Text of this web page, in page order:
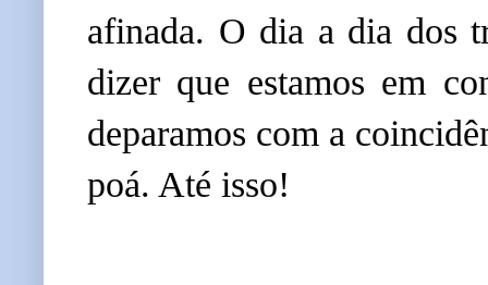
afinada. O dia a dia dos
dizer que estamos em
deparamos com a
poá. Até isso!